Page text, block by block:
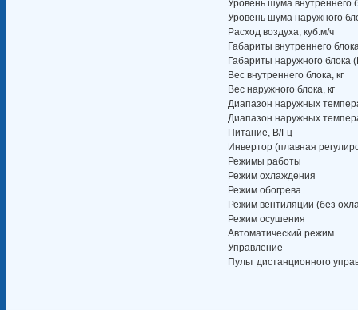
Уровень шума внутреннего
Уровень шума наружного
Расход воздуха, куб.м/ч
Габариты внутреннего
Габариты наружного блока
Вес внутреннего блока, кг
Вес наружного блока, кг
Диапазон наружных
Диапазон наружных
Питание, В/Гц
Инвертор (плавная
Режимы работы
Режим охлаждения
Режим обогрева
Режим вентиляции (без
Режим осушения
Автоматический режим
Управление
Пульт дистанционного